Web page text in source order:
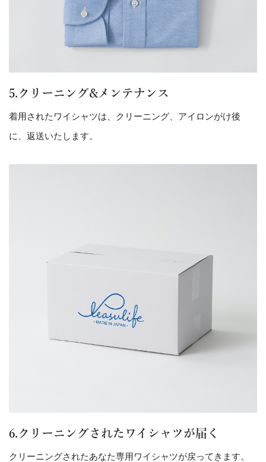
5.クリーニング&メンテナンス
着用されたワイシャツは、クリーニング、アイロンがけ後
に、返送いたします。
6.クリーニングされたワイシャツが届く
クリーニングされたあなた専用ワイシャツが戻ってきます。